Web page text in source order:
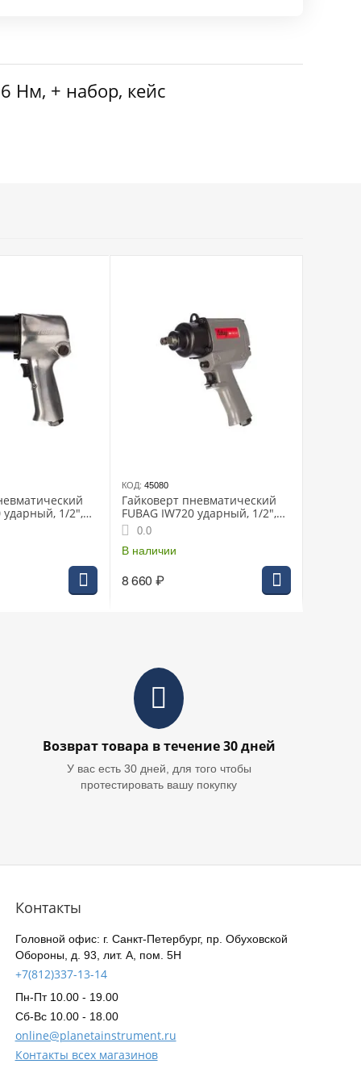
Нм, + набор, кейс
ударный, 1/2",
КОД: 45080
Гайковерт пневматический
FUBAG IW720 ударный, 1/2",
720 Нм
0.0
В наличии
8 660 ₽
Возврат товара в течение 30 дней
У вас есть 30 дней, для того чтобы
протестировать вашу покупку
Контакты
Головной офис: г. Санкт-Петербург, пр. Обуховской
Обороны, д. 93, лит. А, пом. 5Н
+7(812)337-13-14
Пн-Пт 10.00 - 19.00
Сб-Вс 10.00 - 18.00
online@planetainstrument.ru
Контакты всех магазинов